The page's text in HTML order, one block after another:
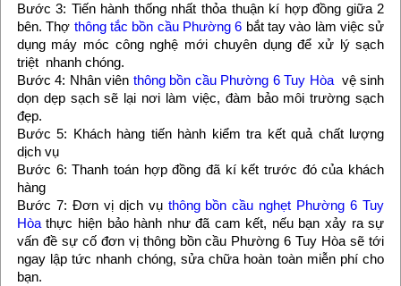
Bước 3: Tiến hành thống nhất thỏa thuận kí hợp đồng giữa 2
bên. Thợ thông tắc bồn cầu Phường 6 bắt tay vào làm việc sử
dụng máy móc công nghệ mới chuyên dụng để xử lý sạch
triệt nhanh chóng.
Bước 4: Nhân viên thông bồn cầu Phường 6 Tuy Hòavệ sinh
dọn dẹp sạch sẽ lại nơi làm việc, đàm bảo môi trường sạch
đẹp.
Bước 5: Khách hàng tiến hành kiểm tra kết quả chất lượng
dịch vụ
Bước 6: Thanh toán hợp đồng đã kí kết trước đó của khách
hàng
Bước 7: Đơn vị dịch vụ thông bồn cầu nghẹt Phường 6 Tuy
Hòathực hiện bảo hành như đã cam kết, nếu bạn xảy ra sự
vấn đề sự cố đơn vị thông bồn cầu Phường 6 Tuy Hòa sẽ tới
ngay lập tức nhanh chóng, sửa chữa hoàn toàn miễn phí cho
bạn.